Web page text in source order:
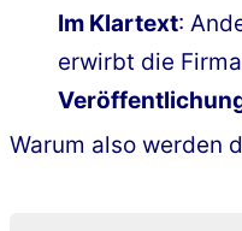
Im Klartext:
erwirbt die
Warum also werden